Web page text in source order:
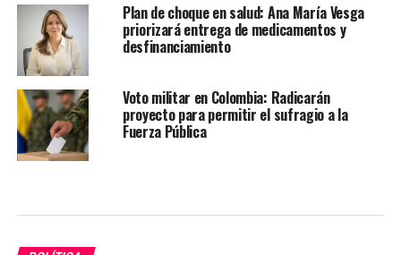
Plan de choque en salud: Ana María Vesga
priorizará entrega de medicamentos y
desfinanciamiento
Voto militar en Colombia: Radicarán
proyecto para permitir el sufragio a la
Fuerza Pública